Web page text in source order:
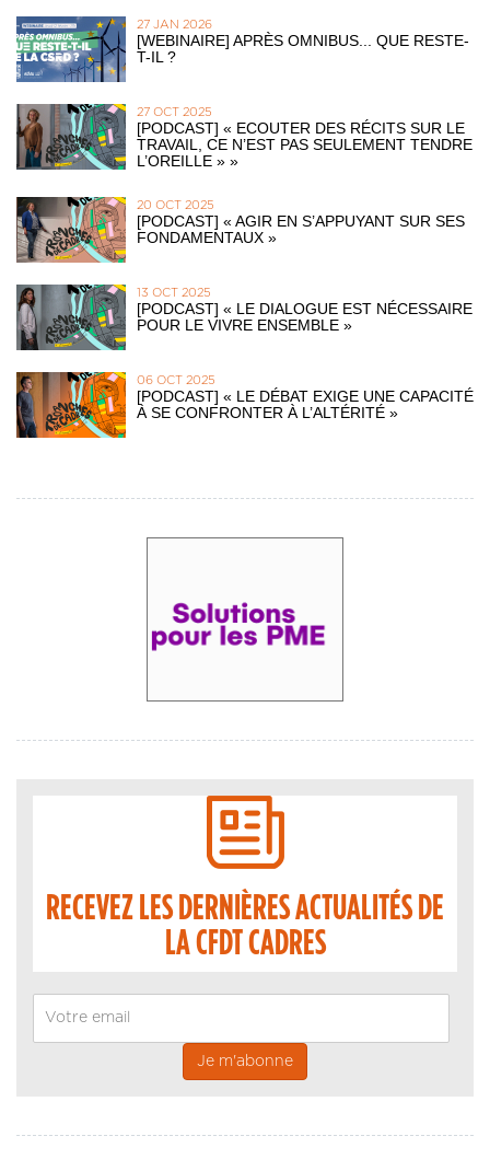
27 JAN 2026
[WEBINAIRE] APRÈS OMNIBUS... QUE RESTE-
T-IL ?
27 OCT 2025
[PODCAST] « ECOUTER DES RÉCITS SUR LE
TRAVAIL, CE N’EST PAS SEULEMENT TENDRE
L’OREILLE » »
20 OCT 2025
[PODCAST] « AGIR EN S’APPUYANT SUR SES
FONDAMENTAUX »
13 OCT 2025
[PODCAST] « LE DIALOGUE EST NÉCESSAIRE
POUR LE VIVRE ENSEMBLE »
06 OCT 2025
[PODCAST] « LE DÉBAT EXIGE UNE CAPACITÉ
À SE CONFRONTER À L’ALTÉRITÉ »
RECEVEZ LES DERNIÈRES ACTUALITÉS DE
LA CFDT CADRES